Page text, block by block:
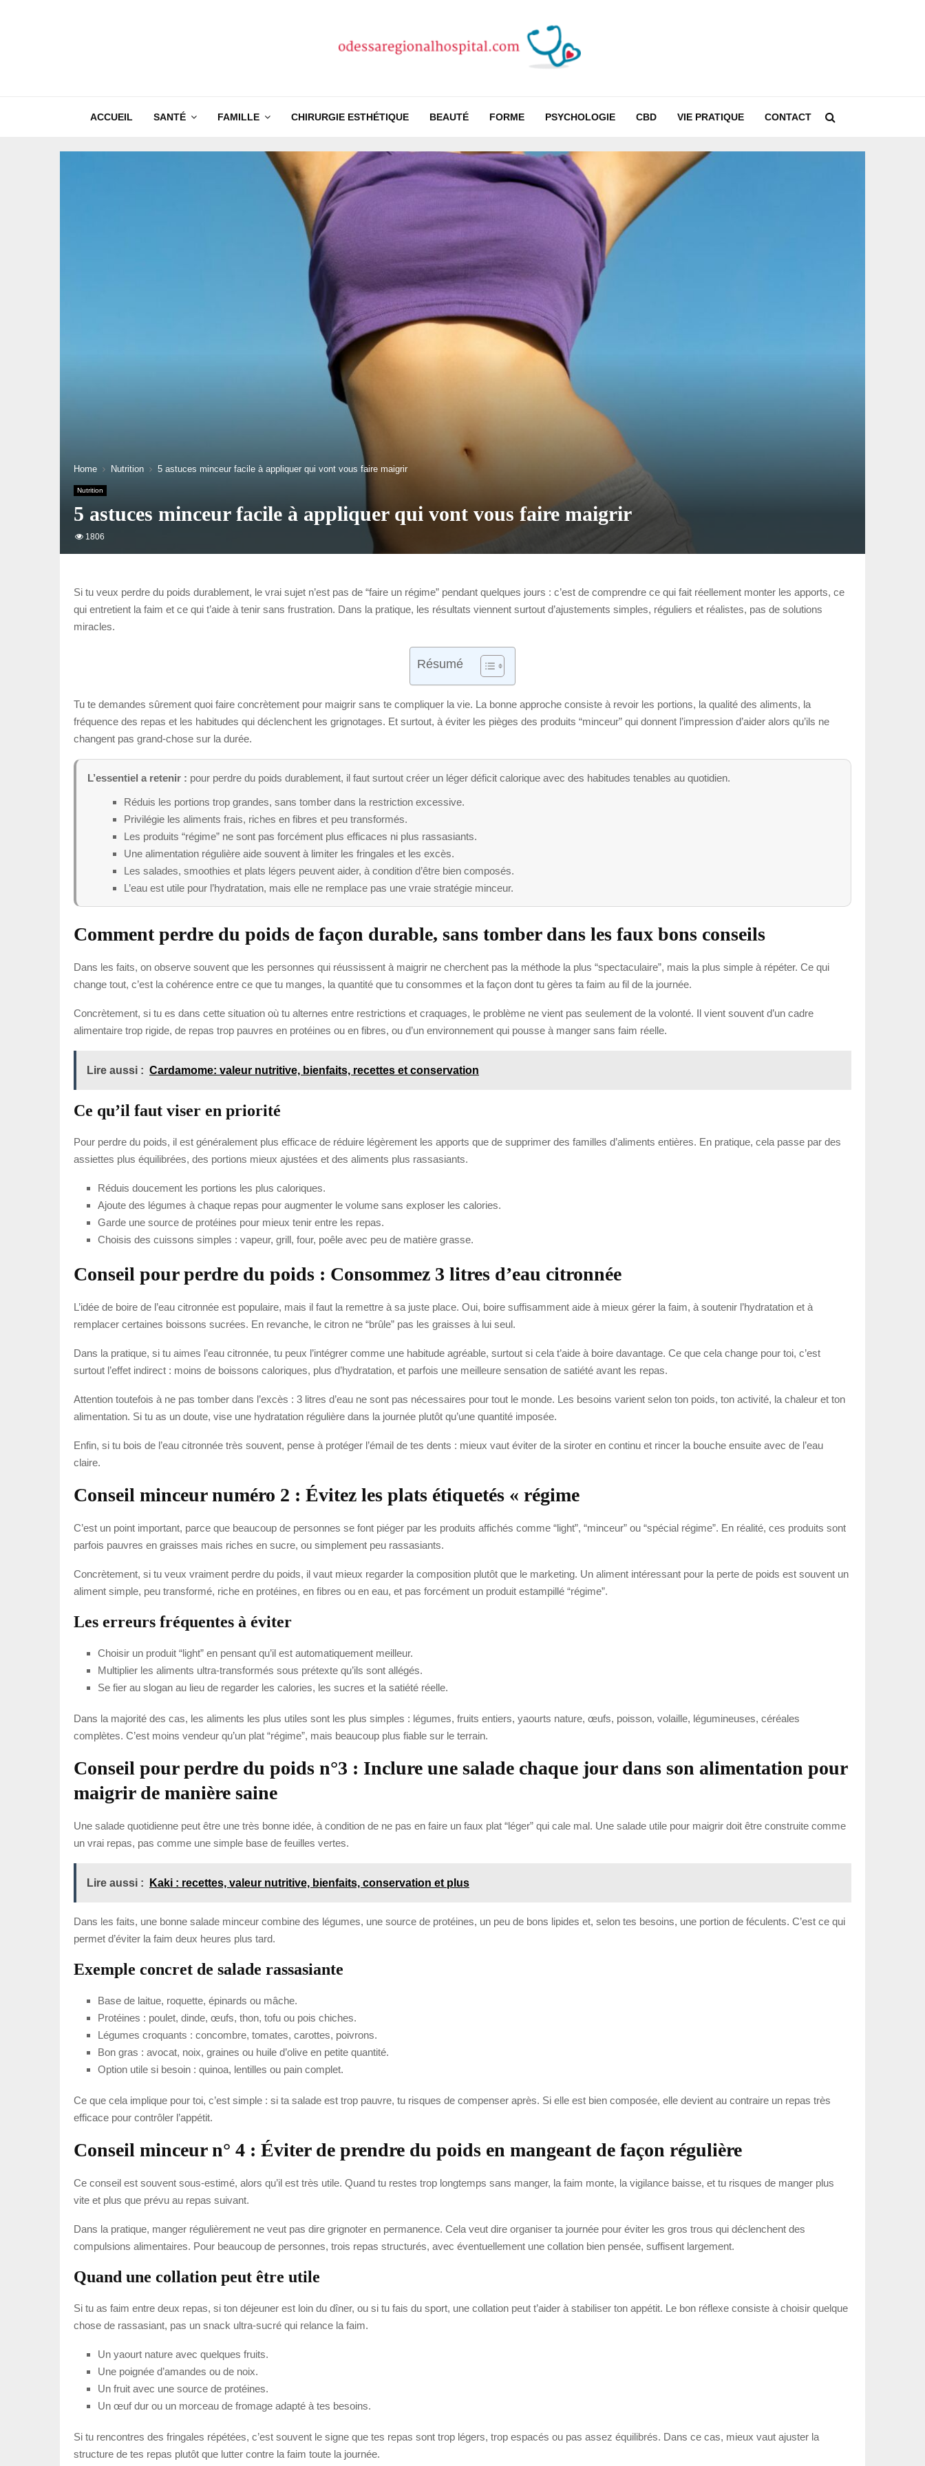
ACCUEIL SANTÉ FAMILLE CHIRURGIE ESTHÉTIQUE BEAUTÉ FORME PSYCHOLOGIE CBD VIE PRATIQUE CONTACT
Home Nutrition 5 astuces minceur facile à appliquer qui vont vous faire maigrir
Nutrition
5 astuces minceur facile à appliquer qui vont vous faire maigrir
1806
Si tu veux perdre du poids durablement, le vrai sujet n’est pas de “faire un régime” pendant quelques jours : c’est de comprendre ce qui fait réellement monter les apports, ce
qui entretient la faim et ce qui t’aide à tenir sans frustration. Dans la pratique, les résultats viennent surtout d’ajustements simples, réguliers et réalistes, pas de solutions
miracles.
Résumé
Tu te demandes sûrement quoi faire concrètement pour maigrir sans te compliquer la vie. La bonne approche consiste à revoir les portions, la qualité des aliments, la
fréquence des repas et les habitudes qui déclenchent les grignotages. Et surtout, à éviter les pièges des produits “minceur” qui donnent l’impression d’aider alors qu’ils ne
changent pas grand-chose sur la durée.
L’essentiel a retenir : pour perdre du poids durablement, il faut surtout créer un léger déficit calorique avec des habitudes tenables au quotidien.
Réduis les portions trop grandes, sans tomber dans la restriction excessive.
Privilégie les aliments frais, riches en fibres et peu transformés.
Les produits “régime” ne sont pas forcément plus efficaces ni plus rassasiants.
Une alimentation régulière aide souvent à limiter les fringales et les excès.
Les salades, smoothies et plats légers peuvent aider, à condition d’être bien composés.
L’eau est utile pour l’hydratation, mais elle ne remplace pas une vraie stratégie minceur.
Comment perdre du poids de façon durable, sans tomber dans les faux bons conseils
Dans les faits, on observe souvent que les personnes qui réussissent à maigrir ne cherchent pas la méthode la plus “spectaculaire”, mais la plus simple à répéter. Ce qui
change tout, c’est la cohérence entre ce que tu manges, la quantité que tu consommes et la façon dont tu gères ta faim au fil de la journée.
Concrètement, si tu es dans cette situation où tu alternes entre restrictions et craquages, le problème ne vient pas seulement de la volonté. Il vient souvent d’un cadre
alimentaire trop rigide, de repas trop pauvres en protéines ou en fibres, ou d’un environnement qui pousse à manger sans faim réelle.
Lire aussi : Cardamome: valeur nutritive, bienfaits, recettes et conservation
Ce qu’il faut viser en priorité
Pour perdre du poids, il est généralement plus efficace de réduire légèrement les apports que de supprimer des familles d’aliments entières. En pratique, cela passe par des
assiettes plus équilibrées, des portions mieux ajustées et des aliments plus rassasiants.
Réduis doucement les portions les plus caloriques.
Ajoute des légumes à chaque repas pour augmenter le volume sans exploser les calories.
Garde une source de protéines pour mieux tenir entre les repas.
Choisis des cuissons simples : vapeur, grill, four, poêle avec peu de matière grasse.
Conseil pour perdre du poids : Consommez 3 litres d’eau citronnée
L’idée de boire de l’eau citronnée est populaire, mais il faut la remettre à sa juste place. Oui, boire suffisamment aide à mieux gérer la faim, à soutenir l’hydratation et à
remplacer certaines boissons sucrées. En revanche, le citron ne “brûle” pas les graisses à lui seul.
Dans la pratique, si tu aimes l’eau citronnée, tu peux l’intégrer comme une habitude agréable, surtout si cela t’aide à boire davantage. Ce que cela change pour toi, c’est
surtout l’effet indirect : moins de boissons caloriques, plus d’hydratation, et parfois une meilleure sensation de satiété avant les repas.
Attention toutefois à ne pas tomber dans l’excès : 3 litres d’eau ne sont pas nécessaires pour tout le monde. Les besoins varient selon ton poids, ton activité, la chaleur et ton
alimentation. Si tu as un doute, vise une hydratation régulière dans la journée plutôt qu’une quantité imposée.
Enfin, si tu bois de l’eau citronnée très souvent, pense à protéger l’émail de tes dents : mieux vaut éviter de la siroter en continu et rincer la bouche ensuite avec de l’eau
claire.
Conseil minceur numéro 2 : Évitez les plats étiquetés « régime
C’est un point important, parce que beaucoup de personnes se font piéger par les produits affichés comme “light”, “minceur” ou “spécial régime”. En réalité, ces produits sont
parfois pauvres en graisses mais riches en sucre, ou simplement peu rassasiants.
Concrètement, si tu veux vraiment perdre du poids, il vaut mieux regarder la composition plutôt que le marketing. Un aliment intéressant pour la perte de poids est souvent un
aliment simple, peu transformé, riche en protéines, en fibres ou en eau, et pas forcément un produit estampillé “régime”.
Les erreurs fréquentes à éviter
Choisir un produit “light” en pensant qu’il est automatiquement meilleur.
Multiplier les aliments ultra-transformés sous prétexte qu’ils sont allégés.
Se fier au slogan au lieu de regarder les calories, les sucres et la satiété réelle.
Dans la majorité des cas, les aliments les plus utiles sont les plus simples : légumes, fruits entiers, yaourts nature, œufs, poisson, volaille, légumineuses, céréales
complètes. C’est moins vendeur qu’un plat “régime”, mais beaucoup plus fiable sur le terrain.
Conseil pour perdre du poids n°3 : Inclure une salade chaque jour dans son alimentation pour
maigrir de manière saine
Une salade quotidienne peut être une très bonne idée, à condition de ne pas en faire un faux plat “léger” qui cale mal. Une salade utile pour maigrir doit être construite comme
un vrai repas, pas comme une simple base de feuilles vertes.
Lire aussi : Kaki : recettes, valeur nutritive, bienfaits, conservation et plus
Dans les faits, une bonne salade minceur combine des légumes, une source de protéines, un peu de bons lipides et, selon tes besoins, une portion de féculents. C’est ce qui
permet d’éviter la faim deux heures plus tard.
Exemple concret de salade rassasiante
Base de laitue, roquette, épinards ou mâche.
Protéines : poulet, dinde, œufs, thon, tofu ou pois chiches.
Légumes croquants : concombre, tomates, carottes, poivrons.
Bon gras : avocat, noix, graines ou huile d’olive en petite quantité.
Option utile si besoin : quinoa, lentilles ou pain complet.
Ce que cela implique pour toi, c’est simple : si ta salade est trop pauvre, tu risques de compenser après. Si elle est bien composée, elle devient au contraire un repas très
efficace pour contrôler l’appétit.
Conseil minceur n° 4 : Éviter de prendre du poids en mangeant de façon régulière
Ce conseil est souvent sous-estimé, alors qu’il est très utile. Quand tu restes trop longtemps sans manger, la faim monte, la vigilance baisse, et tu risques de manger plus
vite et plus que prévu au repas suivant.
Dans la pratique, manger régulièrement ne veut pas dire grignoter en permanence. Cela veut dire organiser ta journée pour éviter les gros trous qui déclenchent des
compulsions alimentaires. Pour beaucoup de personnes, trois repas structurés, avec éventuellement une collation bien pensée, suffisent largement.
Quand une collation peut être utile
Si tu as faim entre deux repas, si ton déjeuner est loin du dîner, ou si tu fais du sport, une collation peut t’aider à stabiliser ton appétit. Le bon réflexe consiste à choisir quelque
chose de rassasiant, pas un snack ultra-sucré qui relance la faim.
Un yaourt nature avec quelques fruits.
Une poignée d’amandes ou de noix.
Un fruit avec une source de protéines.
Un œuf dur ou un morceau de fromage adapté à tes besoins.
Si tu rencontres des fringales répétées, c’est souvent le signe que tes repas sont trop légers, trop espacés ou pas assez équilibrés. Dans ce cas, mieux vaut ajuster la
structure de tes repas plutôt que lutter contre la faim toute la journée.